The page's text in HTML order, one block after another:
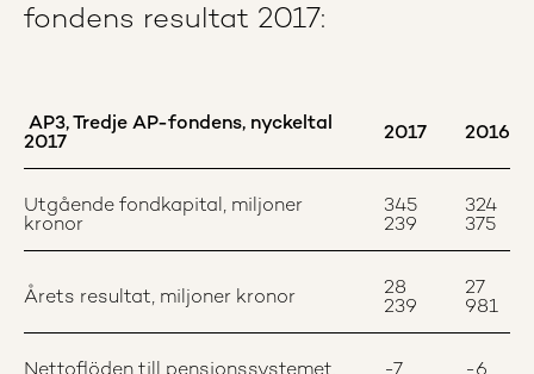
fondens resultat 2017:
AP3, Tredje AP-fondens, nyckeltal
2017
2017 2016
Utgående fondkapital, miljoner
kronor
345
239
324
375
Årets resultat, miljoner kronor
28
239
27
981